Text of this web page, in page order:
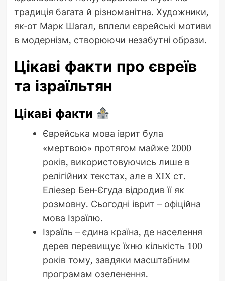
традиція багата й різноманітна. Художники,
як-от Марк Шагал, вплели єврейські мотиви
в модернізм, створюючи незабутні образи.
Цікаві факти про євреїв
та ізраїльтян
Цікаві факти
Єврейська мова іврит була
«мертвою» протягом майже 2000
років, використовуючись лише в
релігійних текстах, але в XIX ст.
Еліезер Бен-Єгуда відродив її як
розмовну. Сьогодні іврит – офіційна
мова Ізраїлю.
Ізраїль – єдина країна, де населення
дерев перевищує їхню кількість 100
років тому, завдяки масштабним
програмам озеленення.